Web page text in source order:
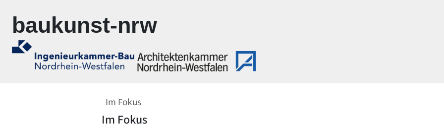
baukunst-nrw
Im Fokus
Im Fokus